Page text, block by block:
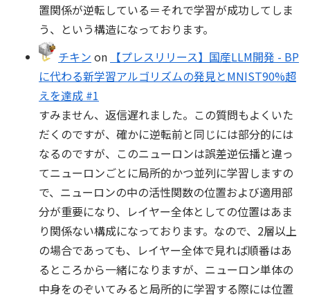
置関係が逆転している＝それで学習が成功してしま
う、という構造になっております。
チキン on 【プレスリリース】国産LLM開発 - BP
に代わる新学習アルゴリズムの発見とMNIST90%超
えを達成 #1
すみません、返信遅れました。この質問もよくいた
だくのですが、確かに逆転前と同じには部分的には
なるのですが、このニューロンは誤差逆伝播と違っ
てニューロンごとに局所的かつ並列に学習しますの
で、ニューロンの中の活性関数の位置および適用部
分が重要になり、レイヤー全体としての位置はあま
り関係ない構成になっております。なので、2層以上
の場合であっても、レイヤー全体で見れば順番はあ
るところから一緒になりますが、ニューロン単体の
中身をのぞいてみると局所的に学習する際には位置